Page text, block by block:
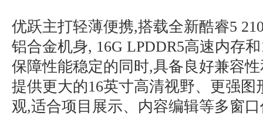
优跃主打轻薄便携,搭载全新酷睿5
铝合金机身, 16G LPDDR5高速内存
保障性能稳定的同时,具备良好兼容
提供更大的16英寸高清视野、更强图
观,适合项目展示、内容编辑等多窗